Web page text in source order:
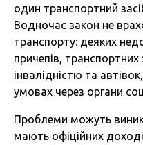
один транспортний
Водночас закон не
транспорту: деяких
причепів, транспортних
інвалідністю та
умовах через органи
Проблеми можуть
мають офіційних